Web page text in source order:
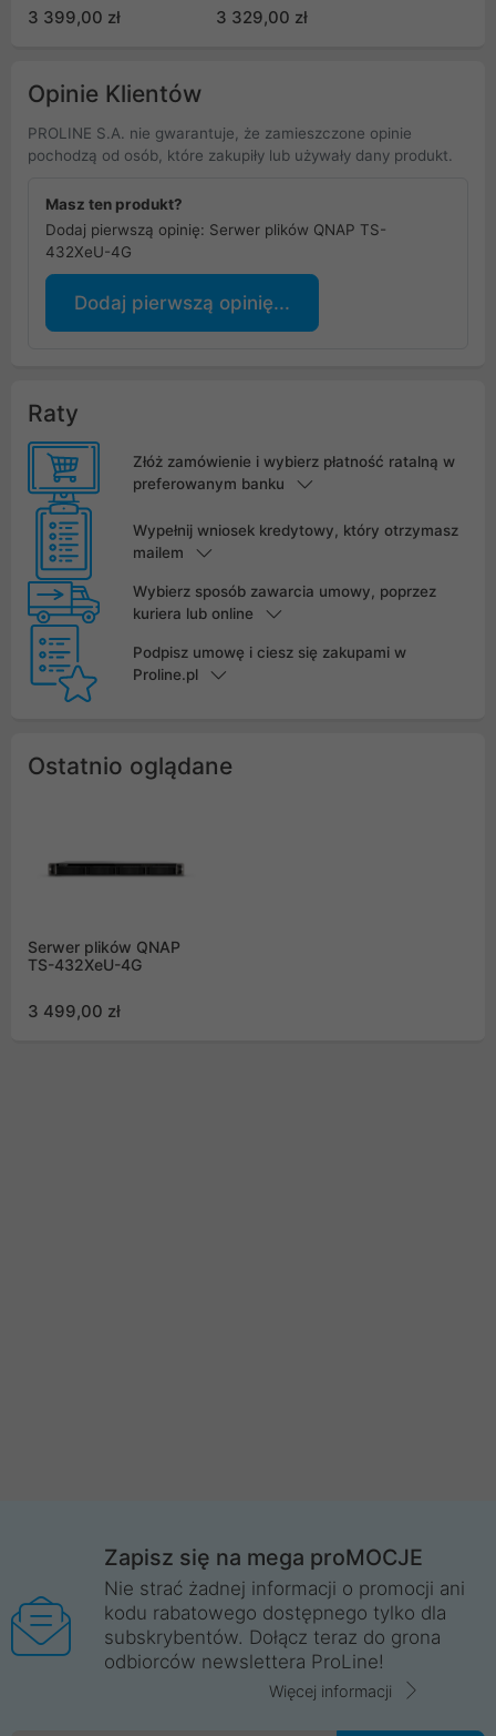
RAM DDR4, 2x 2,5 GbE
3 399,00 zł
RAM ECC, 2x2.5GbE
3 329,00 zł
Opinie Klientów
PROLINE S.A. nie gwarantuje, że zamieszczone opinie
pochodzą od osób, które zakupiły lub używały dany produkt.
Masz ten produkt?
Dodaj pierwszą opinię: Serwer plików QNAP TS-
432XeU-4G
Dodaj pierwszą opinię...
Raty
Złóż zamówienie i wybierz płatność ratalną w
preferowanym banku
Wypełnij wniosek kredytowy, który otrzymasz
mailem
Wybierz sposób zawarcia umowy, poprzez
kuriera lub online
Podpisz umowę i ciesz się zakupami w
Proline.pl
Ostatnio oglądane
Serwer plików QNAP
TS-432XeU-4G
3 499,00 zł
Zapisz się na mega proMOCJE
Nie strać żadnej informacji o promocji ani
kodu rabatowego dostępnego tylko dla
subskrybentów. Dołącz teraz do grona
odbiorców newslettera ProLine!
Więcej informacji